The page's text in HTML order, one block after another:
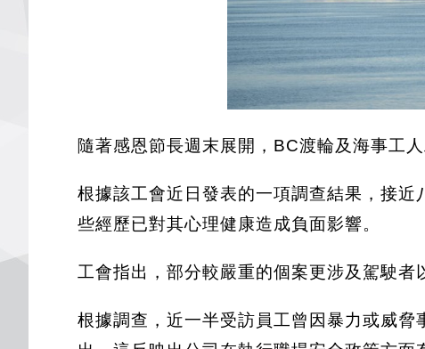
隨著感恩節長週末展開，BC渡輪及海事工
根據該工會近日發表的一項調查結果，接
些經歷已對其心理健康造成負面影響。
工會指出，部分較嚴重的個案更涉及駕駛者
根據調查，近一半受訪員工曾因暴力或威